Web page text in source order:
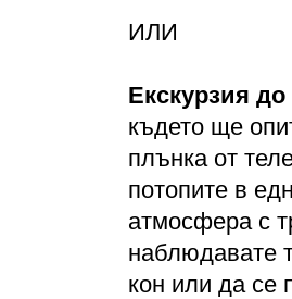
ИЛИ
Екскурзия
където ще
плънка от
потопите в
атмосфера с
наблюдавате
кон или да се